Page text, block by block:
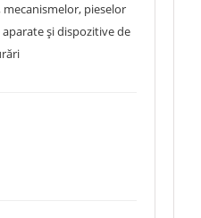
pieselor
și dispozitive de